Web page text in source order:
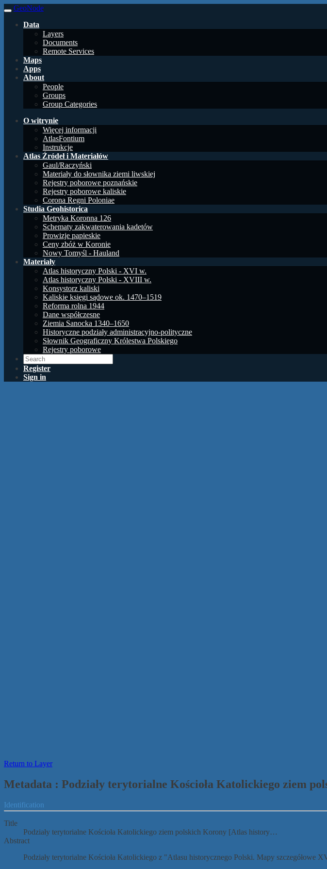
GeoNode
Data
Layers
Documents
Remote Services
Maps
Apps
About
People
Groups
Group Categories
O witrynie
Więcej informacji
AtlasFontium
Instrukcje
Atlas Źródeł i Materiałów
Gaul/Raczyński
Materiały do słownika ziemi liwskiej
Rejestry poborowe poznańskie
Rejestry poborowe kaliskie
Corona Regni Poloniae
Studia Geohistorica
Metryka Koronna 126
Schematy zakwaterowania kadetów
Prowizje papieskie
Ceny zbóż w Koronie
Nowy Tomyśl - Hauland
Materiały
Atlas historyczny Polski - XVI w.
Atlas historyczny Polski - XVIII w.
Konsystorz kaliski
Kaliskie księgi sądowe ok. 1470–1519
Reforma rolna 1944
Dane współczesne
Ziemia Sanocka 1340–1650
Historyczne podziały administracyjno-polityczne
Słownik Geograficzny Królestwa Polskiego
Rejestry poborowe
Register
Sign in
Return to Layer
Metadata : Podziały terytorialne Kościoła Katolickiego ziem
Identification
Title
Podziały terytorialne Kościoła Katolickiego ziem polskich Korony [Atlas history…
Abstract
Podziały terytorialne Kościoła Katolickiego z "Atlasu historycznego Polski. Mapy szczegółowe